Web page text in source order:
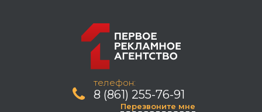
телефон:
8 (861) 255-76-91
Перезвоните мне